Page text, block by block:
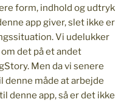
form, indhold og udtryk
app giver, slet ikke er
Vi udelukker
det på et andet
Men da vi senere
denne måde at arbejde
denne app, så er det ikke